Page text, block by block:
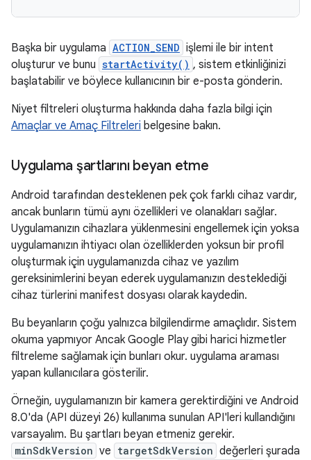
Başka bir uygulama ACTION_SEND işlemi ile bir intent
oluşturur ve bunu startActivity() , sistem etkinliğinizi
başlatabilir ve böylece kullanıcının bir e-posta gönderin.
Niyet filtreleri oluşturma hakkında daha fazla bilgi için
Amaçlar ve Amaç Filtreleri belgesine bakın.
Uygulama şartlarını beyan etme
Android tarafından desteklenen pek çok farklı cihaz vardır,
ancak bunların tümü aynı özellikleri ve olanakları sağlar.
Uygulamanızın cihazlara yüklenmesini engellemek için yoksa
uygulamanızın ihtiyacı olan özelliklerden yoksun bir profil
oluşturmak için uygulamanızda cihaz ve yazılım
gereksinimlerini beyan ederek uygulamanızın desteklediği
cihaz türlerini manifest dosyası olarak kaydedin.
Bu beyanların çoğu yalnızca bilgilendirme amaçlıdır. Sistem
okuma yapmıyor Ancak Google Play gibi harici hizmetler
filtreleme sağlamak için bunları okur. uygulama araması
yapan kullanıcılara gösterilir.
Örneğin, uygulamanızın bir kamera gerektirdiğini ve Android
8.0'da (API düzeyi 26) kullanıma sunulan API'leri kullandığını
varsayalım. Bu şartları beyan etmeniz gerekir.
minSdkVersion ve targetSdkVersion değerleri şurada